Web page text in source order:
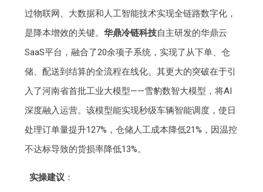
过物联网、大数据和人工智能技术实现全链路数字化，
是降本增效的关键。华鼎冷链科技自主研发的华鼎云
SaaS平台，融合了20余项子系统，实现了从下单、仓
储、配送到结算的全流程在线化。其更大的突破在于引
入了河南省首批工业大模型——雪豹数智大模型，将AI
深度融入运营。该模型能实现秒级车辆智能调度，使日
处理订单量提升127%，仓储人工成本降低21%，因温控
不达标导致的货损率降低13%。
实操建议 ：